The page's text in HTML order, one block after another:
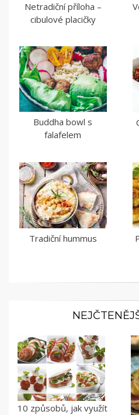
Netradiční příloha –
cibulové placičky
Buddha bowl s
falafelem
Tradiční hummus
10 způsobů, jak využít